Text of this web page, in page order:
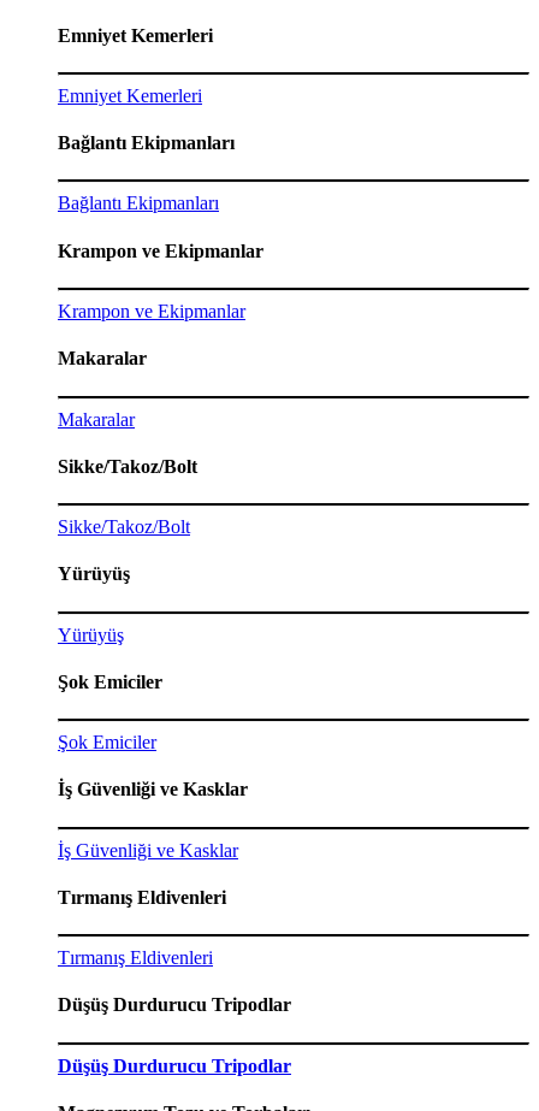
Emniyet Kemerleri
Emniyet Kemerleri
Bağlantı Ekipmanları
Bağlantı Ekipmanları
Krampon ve Ekipmanlar
Krampon ve Ekipmanlar
Makaralar
Makaralar
Sikke/Takoz/Bolt
Sikke/Takoz/Bolt
Yürüyüş
Yürüyüş
Şok Emiciler
Şok Emiciler
İş Güvenliği ve Kasklar
İş Güvenliği ve Kasklar
Tırmanış Eldivenleri
Tırmanış Eldivenleri
Düşüş Durdurucu Tripodlar
Düşüş Durdurucu Tripodlar